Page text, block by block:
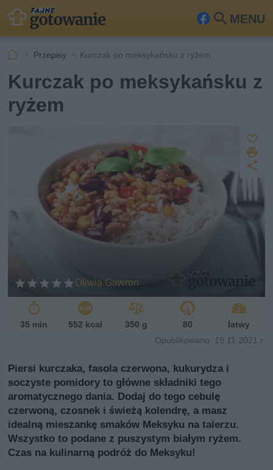
MENU
Fa
ook
Szu
Przepisy Kurczak po meksykańsku z ryżem
Kurczak po meksykańsku z
ryżem
Oliwia Gawron
ud
p
35 min 552 kcal 350 g 80
łatwy
Opublikowano: 19.11.2021 r.
Piersi kurczaka, fasola czerwona, kukurydza i
soczyste pomidory to główne składniki tego
aromatycznego dania. Dodaj do tego cebulę
czerwoną, czosnek i świeżą kolendrę, a masz
idealną mieszankę smaków Meksyku na talerzu.
Wszystko to podane z puszystym białym ryżem.
Czas na kulinarną podróż do Meksyku!